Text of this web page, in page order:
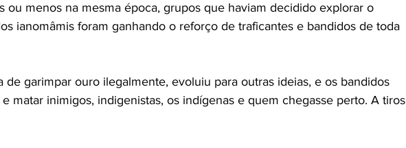
ou menos na mesma época, grupos que haviam decidido explorar o
ianomâmis foram ganhando o reforço de traficantes e bandidos de toda
de garimpar ouro ilegalmente, evoluiu para outras ideias, e os bandidos
e matar inimigos, indigenistas, os indígenas e quem chegasse perto. A tiros